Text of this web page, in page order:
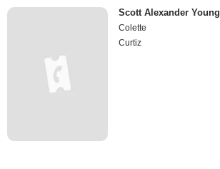
Scott Alexander Young
Colette
Curtiz